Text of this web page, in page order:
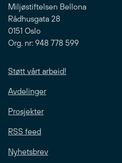
Miljøstiftelsen Bellona
Rådhusgata 28
0151 Oslo
Org. nr: 948 778 599
Støtt vårt arbeid!
Avdelinger
Prosjekter
RSS feed
Nyhetsbrev